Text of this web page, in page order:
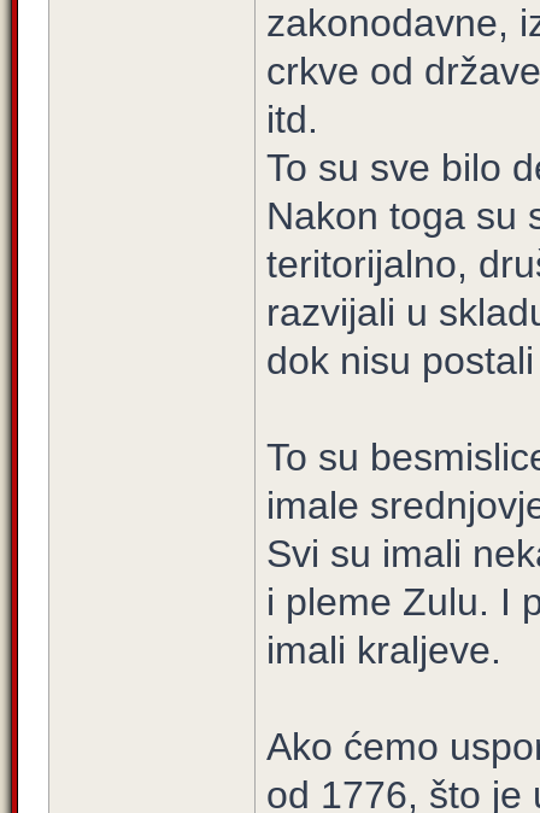
zakonodavne,
crkve od
itd.
To su sve bilo
Nakon toga su
teritorijalno,
razvijali u
dok nisu
To su
imale
Svi su imali
i pleme Zulu. I
imali kraljeve.
Ako ćemo
od 1776, što je